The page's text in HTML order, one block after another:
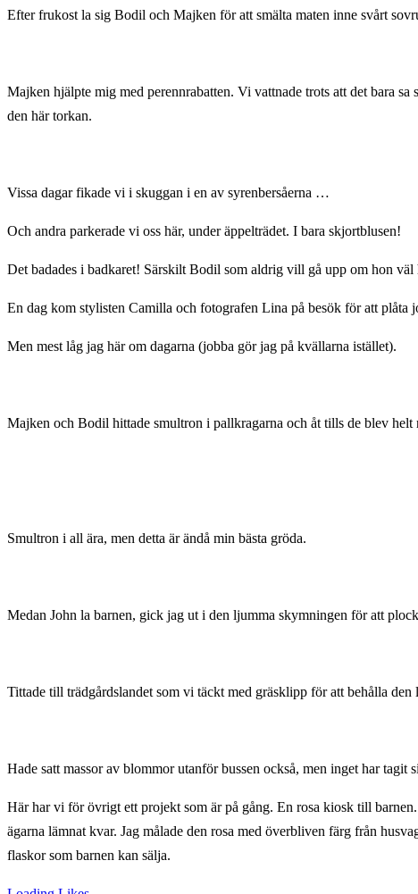
Efter frukost la sig Bodil och Majken för att smälta maten inne svårt
Majken hjälpte mig med perennrabatten. Vi vattnade trots att det bara
den här torkan.
Vissa dagar fikade vi i skuggan i en av syrenbersåerna …
Och andra parkerade vi oss här, under äppelträdet. I bara skjortblusen!
Det badades i badkaret! Särskilt Bodil som aldrig vill gå upp om hon väl
En dag kom stylisten Camilla och fotografen Lina på besök för att plåta
Men mest låg jag här om dagarna (jobba gör jag på kvällarna istället).
Majken och Bodil hittade smultron i pallkragarna och åt tills de blev helt
Smultron i all ära, men detta är ändå min bästa gröda.
Medan John la barnen, gick jag ut i den ljumma skymningen för att
Tittade till trädgårdslandet som vi täckt med gräsklipp för att behålla
Hade satt massor av blommor utanför bussen också, men inget har tagit
Här har vi för övrigt ett projekt som är på gång. En rosa kiosk till
ägarna lämnat kvar. Jag målade den rosa med överbliven färg från
flaskor som barnen kan sälja.